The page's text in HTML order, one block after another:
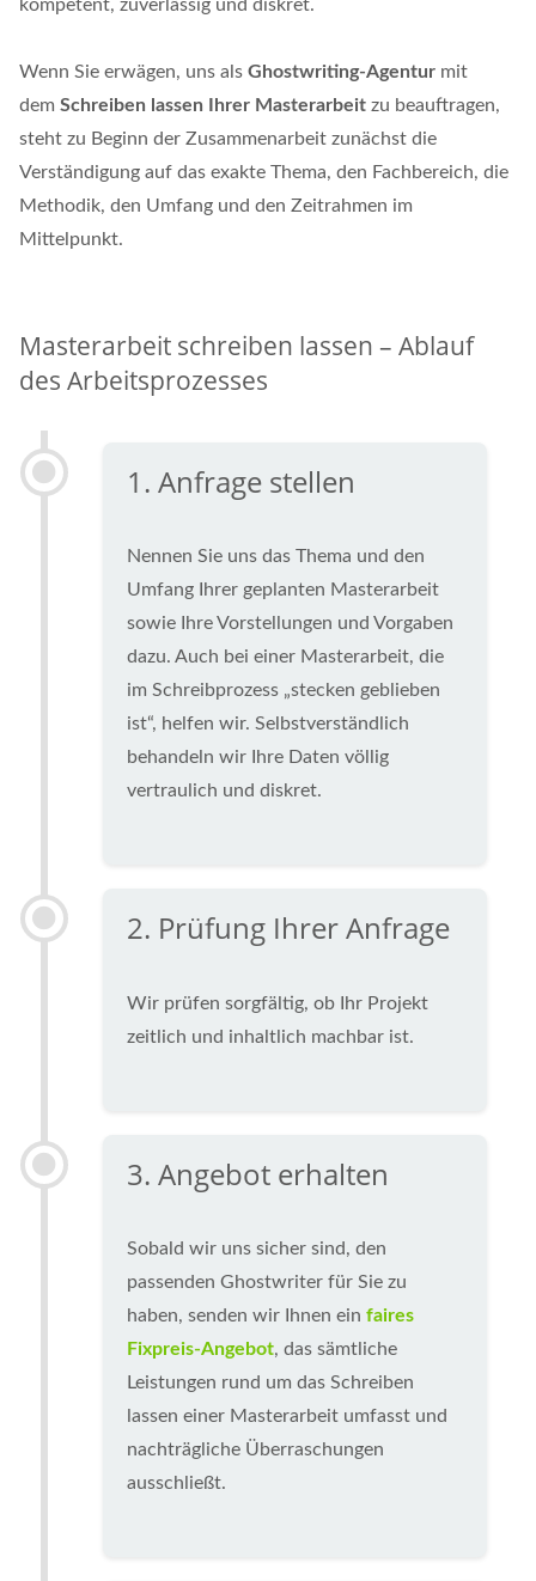
kompetent, zuverlässig und diskret.
Wenn Sie erwägen, uns als Ghostwriting-Agentur mit
dem Schreiben lassen Ihrer Masterarbeit zu beauftragen,
steht zu Beginn der Zusammenarbeit zunächst die
Verständigung auf das exakte Thema, den Fachbereich, die
Methodik, den Umfang und den Zeitrahmen im
Mittelpunkt.
Masterarbeit schreiben lassen – Ablauf
des Arbeitsprozesses
1. Anfrage stellen
Nennen Sie uns das Thema und den
Umfang Ihrer geplanten Masterarbeit
sowie Ihre Vorstellungen und Vorgaben
dazu. Auch bei einer Masterarbeit, die
im Schreibprozess „stecken geblieben
ist“, helfen wir. Selbstverständlich
behandeln wir Ihre Daten völlig
vertraulich und diskret.
2. Prüfung Ihrer Anfrage
Wir prüfen sorgfältig, ob Ihr Projekt
zeitlich und inhaltlich machbar ist.
3. Angebot erhalten
Sobald wir uns sicher sind, den
passenden Ghostwriter für Sie zu
haben, senden wir Ihnen ein faires
Fixpreis-Angebot, das sämtliche
Leistungen rund um das Schreiben
lassen einer Masterarbeit umfasst und
nachträgliche Überraschungen
ausschließt.